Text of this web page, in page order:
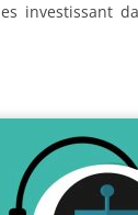
investissant